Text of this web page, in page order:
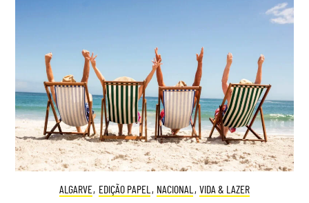
ALGARVE, EDIÇÃO PAPEL , NACIONAL , VIDA & LAZER